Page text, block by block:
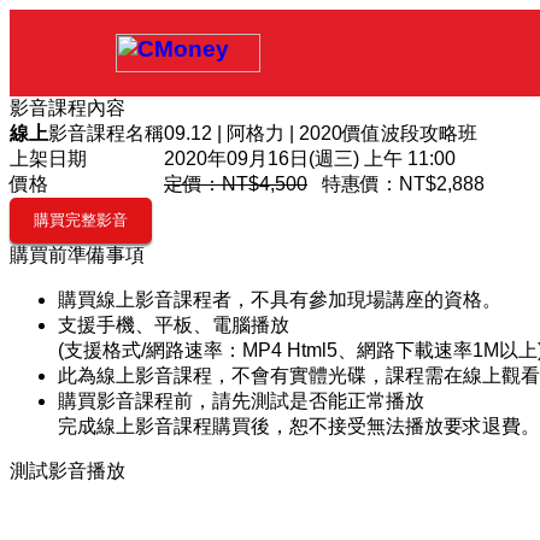
影音課程內容
線上影音課程名稱09.12 | 阿格力 | 2020價值波段攻略班
上架日期
2020年09月16日(週三) 上午 11:00
價格
定價：NT$4,500 特惠價： NT$2,888
購買前準備事項
購買線上影音課程者，不具有參加現場講座的資格。
支援手機、平板、電腦播放
(支援格式/網路速率：MP4 Html5、網路下載速率1M以
此為線上影音課程，不會有實體光碟，課程需在線上觀看
購買影音課程前，請先測試是否能正常播放
完成線上影音課程購買後，恕不接受無法播放要求退費。
測試影音播放